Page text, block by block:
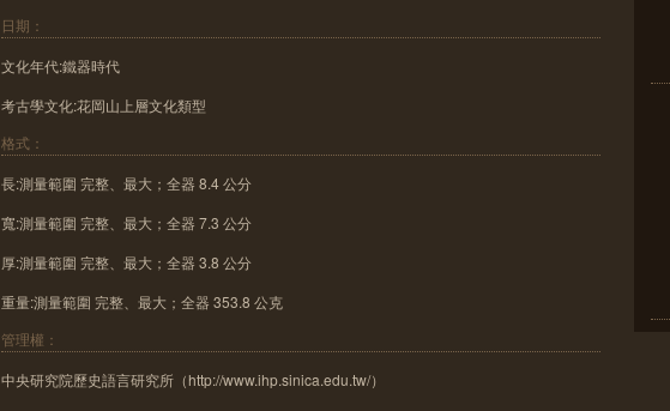
日期：
文化年代:鐵器時代
考古學文化:花岡山上層文化類型
格式：
長:測量範圍 完整、最大；全器 8.4 公分
寬:測量範圍 完整、最大；全器 7.3 公分
厚:測量範圍 完整、最大；全器 3.8 公分
重量:測量範圍 完整、最大；全器 353.8 公克
管理權：
中央研究院歷史語言研究所（http://www.ihp.sinica.edu.tw/）